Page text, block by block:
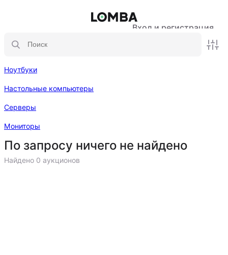
Вход и регистрация
Ноутбуки
Настольные компьютеры
Серверы
Мониторы
По запросу ничего не найдено
Найдено 0 аукционов